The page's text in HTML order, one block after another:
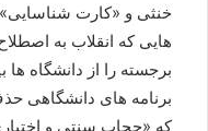
خنثی و «کارت شناسایی»
هایی که انقلاب به
برجسته را از دانشگاه ها
برنامه های دانشگاهی
که «حجاب سنتی و